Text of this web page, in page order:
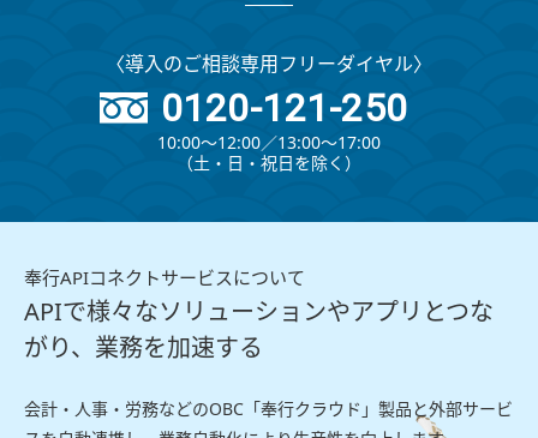
〈導入のご相談専用フリーダイヤル〉
0120-121-250
10:00～12:00∕13:00～17:00
（⼟・⽇・祝⽇を除く）
奉行APIコネクトサービスについて
APIで様々なソリューションやアプリとつな
がり、業務を加速する
会計・人事・労務などのOBC「奉行クラウド」製品と外部サービ